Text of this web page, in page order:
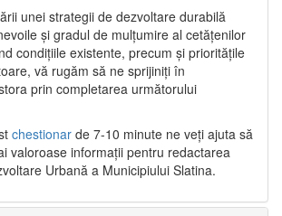
unei strategii de dezvoltare durabilă
și gradul de mulțumire al cetățenilor
condițiile existente, precum și prioritățile
vă rugăm să ne sprijiniți în
prin completarea următorului
chestionar de 7-10 minute ne veți ajuta să
valoroase informații pentru redactarea
Urbană a Municipiului Slatina.